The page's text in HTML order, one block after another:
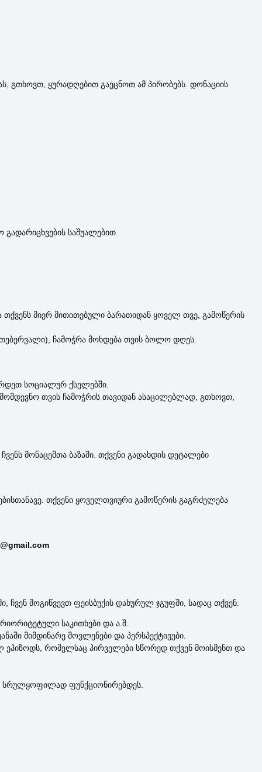
გთხოვთ, ყურადღებით გაეცნოთ ამ პირობებს. დონაციის
გადარიცხვების საშუალებით.
მიერ მითითებული ბარათიდან ყოველ თვე, გამოწერის
თებერვალი), ჩამოჭრა მოხდება თვის ბოლო დღეს.
სოციალურ ქსელებში.
თვის ჩამოჭრის თავიდან ასაცილებლად, გთხოვთ,
მონაცემთა ბაზაში. თქვენი გადახდის დეტალები
თქვენი ყოველთვიური გამოწერის გაგრძელება
ჩვენ მოგიწვევთ ფეისბუქის დახურულ ჯგუფში, სადაც თქვენ:
საკითხები და ა.შ.
მიმდინარე მოვლენები და პერსპექტივები.
რომელსაც პირველები სწორედ თქვენ მოისმენთ და
სრულყოფილად ფუნქციონირებდეს.